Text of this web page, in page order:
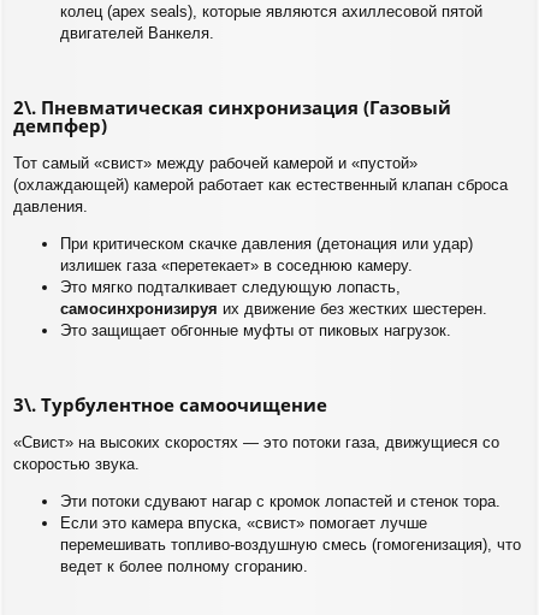
колец (apex seals), которые являются ахиллесовой пятой
двигателей Ванкеля.
2\. Пневматическая синхронизация (Газовый
демпфер)
Тот самый «свист» между рабочей камерой и «пустой»
(охлаждающей) камерой работает как естественный клапан сброса
давления.
При критическом скачке давления (детонация или удар)
излишек газа «перетекает» в соседнюю камеру.
Это мягко подталкивает следующую лопасть,
самосинхронизируя их движение без жестких шестерен.
Это защищает обгонные муфты от пиковых нагрузок.
3\. Турбулентное самоочищение
«Свист» на высоких скоростях — это потоки газа, движущиеся со
скоростью звука.
Эти потоки сдувают нагар с кромок лопастей и стенок тора.
Если это камера впуска, «свист» помогает лучше
перемешивать топливо-воздушную смесь (гомогенизация), что
ведет к более полному сгоранию.